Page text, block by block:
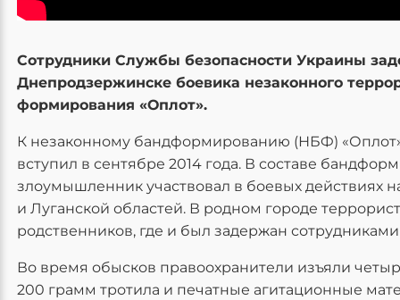
Сотрудники Службы безопасности Украины
Днепродзержинске боевика незаконного
формирования «Оплот».
К незаконному бандформированию (НБФ)
вступил в сентябре 2014 года. В составе
злоумышленник участвовал в боевых действиях
и Луганской областей. В родном городе
родственников, где и был задержан
Во время обысков правоохранители изъяли
200 грамм тротила и печатные агитационные